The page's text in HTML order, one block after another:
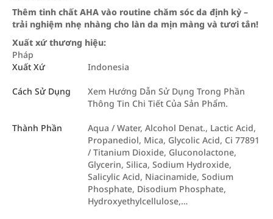
Thêm tinh chất AHA vào routine chăm sóc da định kỳ –
trải nghiệm nhẹ nhàng cho làn da mịn màng và tươi tắn!
Xuất xứ thương hiệu:
Pháp
Xuất Xứ
Indonesia
Cách Sử Dụng
Xem Hướng Dẫn Sử Dụng Trong Phần
Thông Tin Chi Tiết Của Sản Phẩm.
Thành Phần
Aqua / Water, Alcohol Denat., Lactic Acid,
Propanediol, Mica, Glycolic Acid, Ci 77891
/ Titanium Dioxide, Gluconolactone,
Glycerin, Silica, Sodium Hydroxide,
Salicylic Acid, Niacinamide, Sodium
Phosphate, Disodium Phosphate,
Hydroxyethylcellulose,…